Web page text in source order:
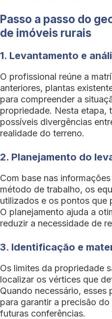
Passo a passo do
de imóveis rurais
1. Levantamento e
O profissional reúne a
anteriores, plantas
para compreender a
propriedade. Nesta etapa,
possíveis divergências
realidade do terreno.
2. Planejamento do
Com base nas
método de trabalho, os
utilizados e os pontos que
O planejamento ajuda a
reduzir a necessidade de
3. Identificação e
Os limites da propriedade
localizar os vértices que
Quando necessário, esses
para garantir a precisão
futuras conferências.